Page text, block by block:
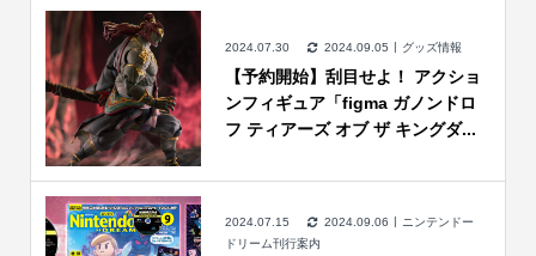
2024.07.30 2024.09.05 グッズ情報
【予約開始】刮目せよ！ アクショ
ンフィギュア「figma ガノンドロ
フ ティアーズ オブ ザ キングダ...
2024.07.15 2024.09.06
ニンテンドー
ドリーム刊行案内